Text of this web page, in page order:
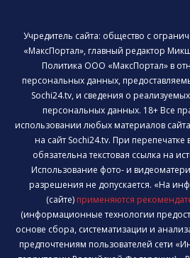
Учредитель сайта: общество с
«МаксПортал», главный редактор
Политика ООО «МаксПортал» в
персональных данных,
Sochi24.tv, и сведения о
персональных данных. 18+ Все
использовании любых материалов
на сайт Sochi24.tv. При
обязательна текстовая ссылка на
Использование фото- и
разрешения не допускается. «На
(сайте) применяются
(информационные технологии
основе сбора, систематизации и
предпочтениям пользователей сети